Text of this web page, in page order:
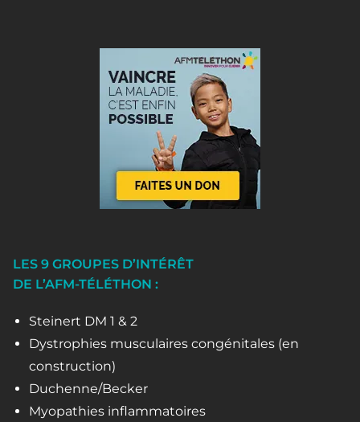
LES 9 GROUPES D’INTÉRÊT
DE L’AFM-TÉLÉTHON :
Steinert DM 1 & 2
Dystrophies musculaires congénitales (en
construction)
Duchenne/Becker
Myopathies inflammatoires